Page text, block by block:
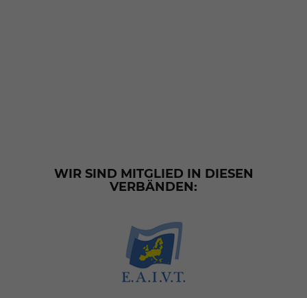
WIR SIND MITGLIED IN DIESEN
VERBÄNDEN: